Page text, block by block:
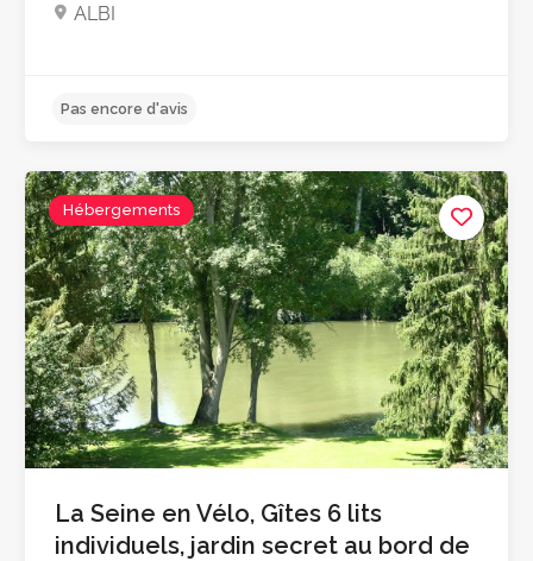
5.0
ALBI
Hébergements
La Seine en Vélo, Gîtes 6 lits
individuels, jardin secret au bord de